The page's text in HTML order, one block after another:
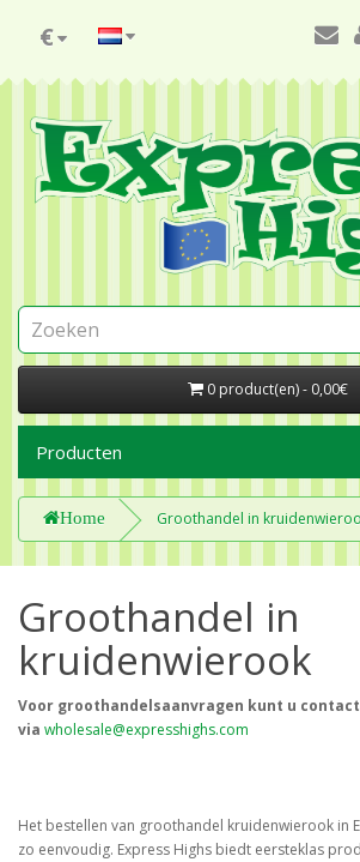
€
0 product(en) - 0,00€
Producten
Home Groothandel in
Groothandel in
kruidenwierook
Voor groothandelsaanvragen kunt u
via wholesale@expresshighs.com
Het bestellen van groothandel kruidenwierook in
zo eenvoudig. Express Highs biedt eersteklas